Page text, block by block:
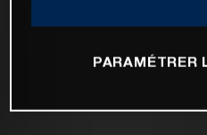
PARAMÉTRER